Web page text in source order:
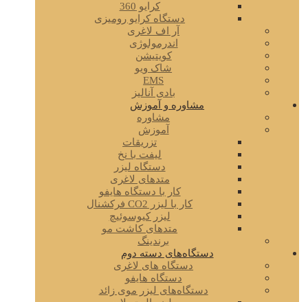
کرایو 360
دستگاه کرایو رومیزی
آر اف لاغری
اندرمولوژی
کویتیشن
شاک ویو
EMS
بادی آنالیز
مشاوره و آموزش
مشاوره
آموزش
تزریقات
لیفت با نخ
دستگاه لیزر
متدهای لاغری
کار با دستگاه هایفو
کار با لیزر CO2 فرکشنال
لیزر کیوسوئیچ
متدهای کاشت مو
برندینگ
دستگاه‌های دسته دوم
دستگاه های لاغری
دستگاه هایفو
دستگاه‌های لیزر موی زائد